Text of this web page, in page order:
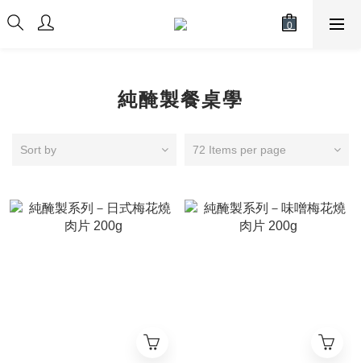
純醃製餐桌學
Sort by 72 Items per page